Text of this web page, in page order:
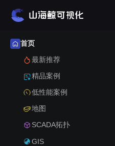
产品介绍
山海鲸围绕数据可视化打造
现从3D数字孪生到数据报表
站式用户体验。
查看价格
首页
最新推荐
精品案例
低性能案例
地图
SCADA拓扑
GIS